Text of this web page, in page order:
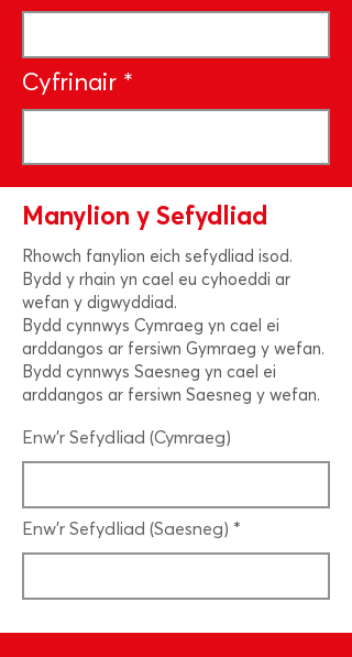
Cyfrinair
Manylion y Sefydliad
Rhowch fanylion eich sefydliad isod.
Bydd y rhain yn cael eu cyhoeddi ar
wefan y digwyddiad.
Bydd cynnwys Cymraeg yn cael ei
arddangos ar fersiwn Gymraeg y wefan.
Bydd cynnwys Saesneg yn cael ei
arddangos ar fersiwn Saesneg y wefan.
Enw'r Sefydliad (Cymraeg)
Enw'r Sefydliad (Saesneg)